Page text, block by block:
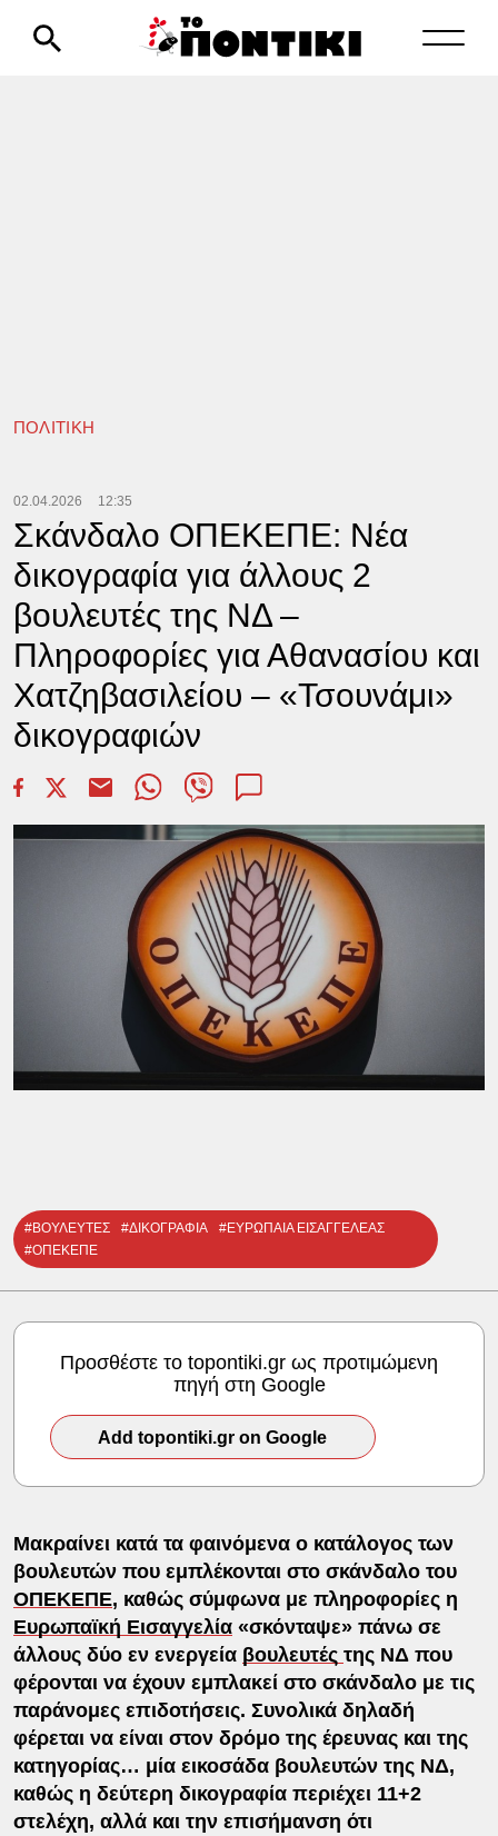
ΠΟΛΙΤΙΚΗ
02.04.2026 12:35
Σκάνδαλο ΟΠΕΚΕΠΕ: Νέα
δικογραφία για άλλους 2
βουλευτές της ΝΔ –
Πληροφορίες για Αθανασίου και
Χατζηβασιλείου – «Τσουνάμι»
δικογραφιών
#ΒΟΥΛΕΥΤΕΣ #ΔΙΚΟΓΡΑΦΙΑ
#ΕΥΡΩΠΑΙΑ ΕΙΣΑΓΓΕΛΕΑΣ
#ΟΠΕΚΕΠΕ
Προσθέστε το topontiki.gr ως προτιμώμενη
πηγή στη Google
Add topontiki.gr on Google
Μακραίνει κατά τα φαινόμενα ο κατάλογος των
βουλευτών που εμπλέκονται στο σκάνδαλο του
ΟΠΕΚΕΠΕ, καθώς σύμφωνα με πληροφορίες η
Ευρωπαϊκή Εισαγγελία«σκόνταψε» πάνω σε
άλλους δύο εν ενεργεία βουλευτές της ΝΔ που
φέρονται να έχουν εμπλακεί στο σκάνδαλο με τις
παράνομες επιδοτήσεις. Συνολικά δηλαδή
φέρεται να είναι στον δρόμο της έρευνας και της
κατηγορίας… μία εικοσάδα βουλευτών της ΝΔ,
καθώς η δεύτερη δικογραφία περιέχει 11+2
στελέχη, αλλά και την επισήμανση ότι